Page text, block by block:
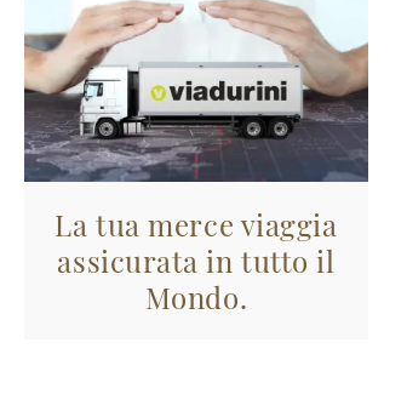
La tua merce viaggia
assicurata in tutto il
Mondo.